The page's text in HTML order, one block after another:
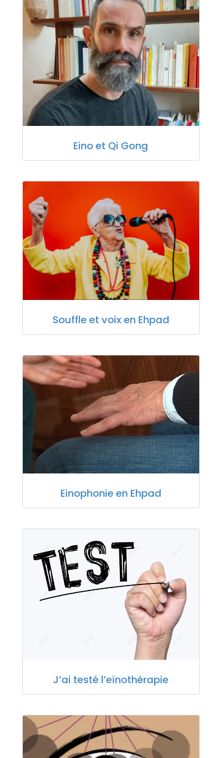
Eino et Qi Gong
Souffle et voix en Ehpad
Einophonie en Ehpad
J’ai testé l’eïnothérapie